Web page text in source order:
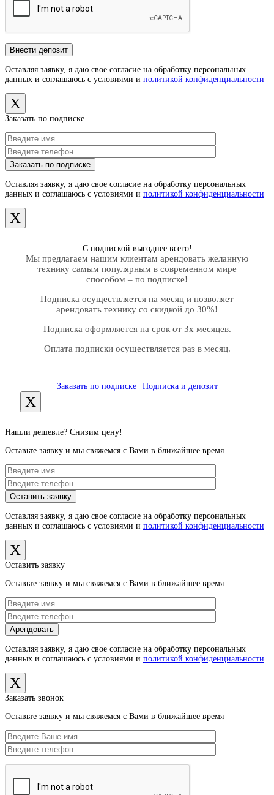
Оставляя заявку, я даю свое согласие на обработку персональных
данных и соглашаюсь с условиями и политикой конфиденциальности
X
Заказать по подписке
Оставляя заявку, я даю свое согласие на обработку персональных
данных и соглашаюсь с условиями и политикой конфиденциальности
X
С подпиской выгоднее всего!
Мы предлагаем нашим клиентам арендовать желанную
технику самым популярным в современном мире
способом – по подписке!
Подписка осуществляется на месяц и позволяет
арендовать технику со скидкой до 30%!
Подписка оформляется на срок от 3х месяцев.
Оплата подписки осуществляется раз в месяц.
Заказать по подписке Подписка и депозит
X
Нашли дешевле? Снизим цену!
Оставьте заявку и мы свяжемся с Вами в ближайшее время
Оставляя заявку, я даю свое согласие на обработку персональных
данных и соглашаюсь с условиями и политикой конфиденциальности
X
Оставить заявку
Оставьте заявку и мы свяжемся с Вами в ближайшее время
Оставляя заявку, я даю свое согласие на обработку персональных
данных и соглашаюсь с условиями и политикой конфиденциальности
X
Заказать звонок
Оставьте заявку и мы свяжемся с Вами в ближайшее время